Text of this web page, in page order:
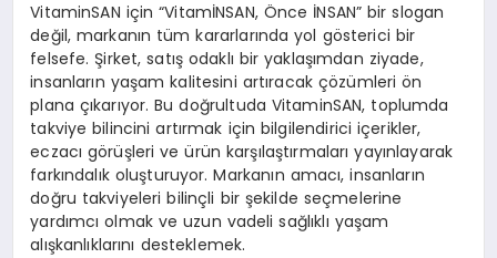
VitaminSAN için “VitamİNSAN, Önce İNSAN” bir slogan
değil, markanın tüm kararlarında yol gösterici bir
felsefe. Şirket, satış odaklı bir yaklaşımdan ziyade,
insanların yaşam kalitesini artıracak çözümleri ön
plana çıkarıyor. Bu doğrultuda VitaminSAN, toplumda
takviye bilincini artırmak için bilgilendirici içerikler,
eczacı görüşleri ve ürün karşılaştırmaları yayınlayarak
farkındalık oluşturuyor. Markanın amacı, insanların
doğru takviyeleri bilinçli bir şekilde seçmelerine
yardımcı olmak ve uzun vadeli sağlıklı yaşam
alışkanlıklarını desteklemek.